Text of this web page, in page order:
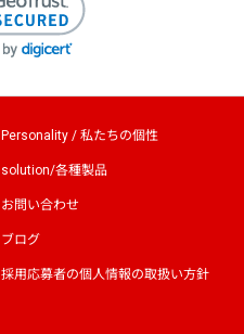
Personality / 私たちの個性
solution/各種製品
お問い合わせ
ブログ
採用応募者の個人情報の取扱い方針